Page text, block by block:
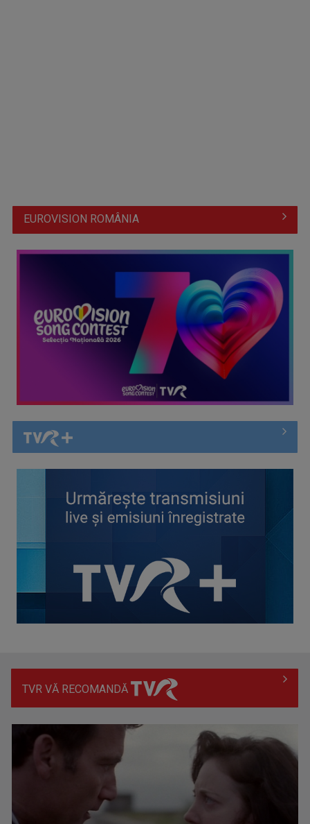
Argentina se califică în finala Cupei Mondiale după o
Campionatului Mondial
Universitatea Craiova își adjudecă Supercupa României în
EUROVISION ROMÂNIA
TVR VĂ RECOMANDĂ